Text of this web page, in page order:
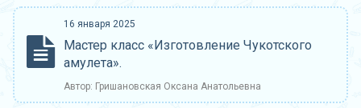
16 января 2025
Мастер класс «Изготовление Чукотского
амулета».
Автор: Гришановская Оксана Анатольевна